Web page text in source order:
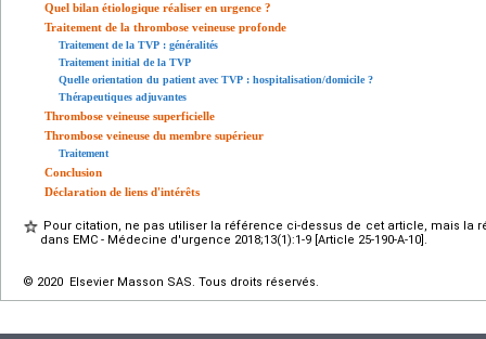
Quel bilan étiologique réaliser en urgence ?
Traitement de la thrombose veineuse profonde
Traitement de la TVP : généralités
Traitement initial de la TVP
Quelle orientation du patient avec TVP : hospitalisation/domicile ?
Thérapeutiques adjuvantes
Thrombose veineuse superficielle
Thrombose veineuse du membre supérieur
Traitement
Conclusion
Déclaration de liens d'intérêts
Pour citation, ne pas utiliser la référence ci-dessus de cet article, mais la
dans EMC - Médecine d'urgence 2018;13(1):1-9 [Article 25-190-A-10].
© 2020 Elsevier Masson SAS. Tous droits réservés.